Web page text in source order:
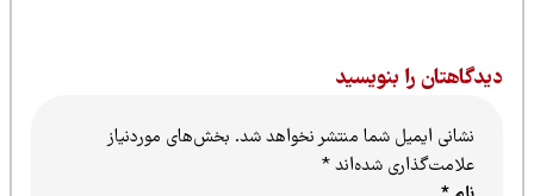
را بنویسید
نشانی ایمیل شما منتشر نخواهد شد.بخش‌های موردنیاز
علامت‌گذاری شده‌اند*